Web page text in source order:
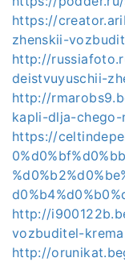
https://
zhenskii-
http://
deistvuyuschii-
http://
kapli-dlja-chego-
https://
http://
vozbuditel-
http://